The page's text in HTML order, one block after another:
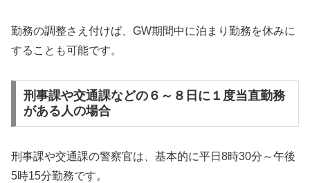
勤務の調整さえ付けば、GW期間中に泊まり勤務を休みに
することも可能です。
刑事課や交通課などの６～８日に１度当直勤務
がある人の場合
刑事課や交通課の警察官は、基本的に平日8時30分～午後
5時15分勤務です。